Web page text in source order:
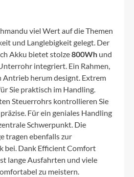
viel Wert auf die Themen
und Langlebigkeit gelegt. Der
Akku bietet stolze800Wh und
integriert. Ein Rahmen,
Antrieb herum designt. Extrem
Sie praktisch im Handling.
Steuerrohrs kontrollieren Sie
Für ein geniales Handling
Schwerpunkt. Die
tragen ebenfalls zur
bei. Dank Efficient Comfort
lange Ausfahrten und viele
zu meistern.